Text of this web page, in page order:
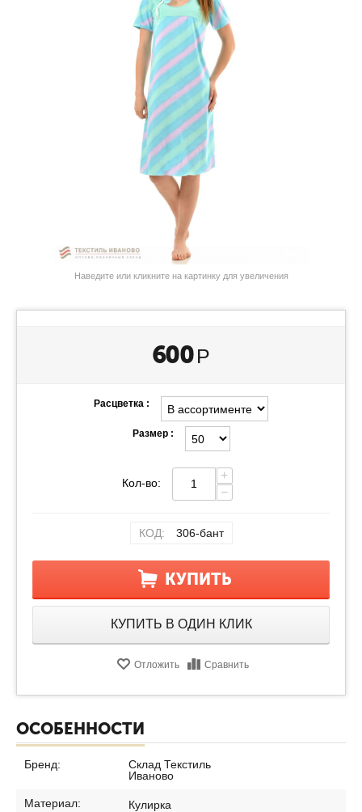
Наведите или кликните на картинку для увеличения
600 Р
Расцветка :
Размер :
Кол-во:
+
−
КОД: 306-бант
КУПИТЬ
КУПИТЬ В ОДИН КЛИК
Отложить Сравнить
ОСОБЕННОСТИ
Бренд:
Склад Текстиль
Иваново
Материал: Кулирка